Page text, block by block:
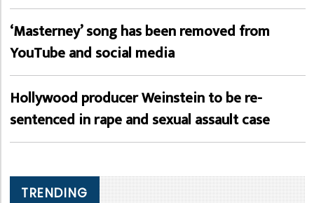
‘Masterney’ song has been removed from
YouTube and social media
Hollywood producer Weinstein to be re-
sentenced in rape and sexual assault case
TRENDING